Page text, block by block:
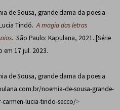
de Sousa, grande dama da poesia
Lucia Tindó.A magia das letras
. São Paulo: Kapulana, 2021. [Série
em 17 jul. 2023.
de Sousa, grande dama da poesia
noemia-de-sousa-grande-
lucia-tindo-secco/>